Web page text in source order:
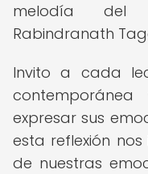
melodía del
Rabindranath
Invito a cada
expresar sus
esta reflexión
de nuestras